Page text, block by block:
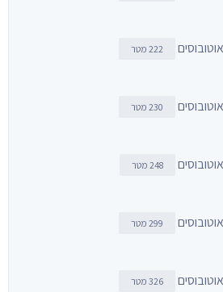
222 מטר
230 מטר
248 מטר
299 מטר
326 מטר